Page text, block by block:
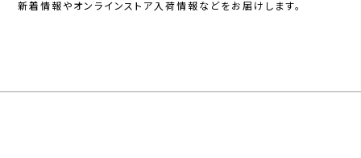
新着情報やオンラインストア入荷情報などをお届けします。